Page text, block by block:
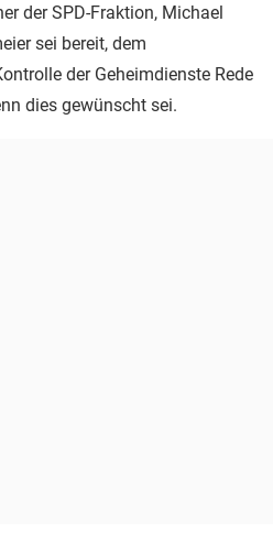
der SPD-Fraktion, Michael
sei bereit, dem
der Geheimdienste Rede
dies gewünscht sei.